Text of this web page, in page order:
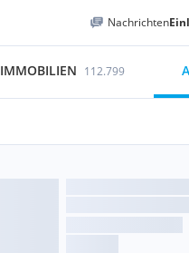
Nachrichten
IMMOBILIEN 112.799